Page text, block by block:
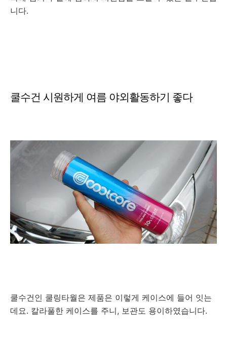
니다.
쿨수건 시원하게 여름 야외활동하기 좋다
쿨수건인 쿨링타월은 제품은 이렇게 케이스에 들어 잇는
데요. 칼라풀한 케이스를 주니, 보관도 용이하였습니다.